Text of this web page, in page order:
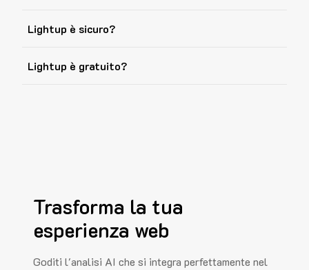
Lightup è sicuro?
Lightup è gratuito?
Trasforma la tua
esperienza web
Goditi l'analisi AI che si integra perfettamente nel